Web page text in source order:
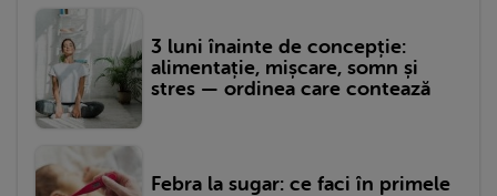
3 luni înainte de concepție:
alimentație, mișcare, somn și
stres — ordinea care contează
Febra la sugar: ce faci în primele